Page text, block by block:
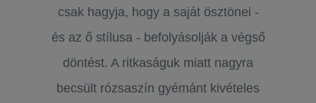
csak hagyja, hogy a saját ösztönei -
és az ő stílusa - befolyásolják a végső
döntést. A ritkaságuk miatt nagyra
becsült rózsaszín gyémánt kivételes